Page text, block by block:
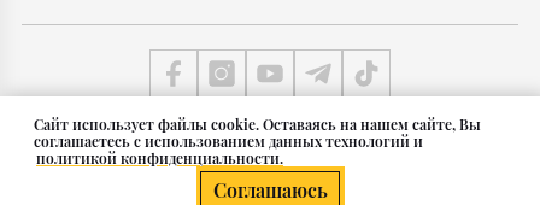
Cайт использует файлы cookie. Оставаясь на нашем сайте, Вы
соглашаетесь с использованием данных технологий и
политикой конфиденциальности.
Соглашаюсь
© 2011 — 2026 Группа СКВИРЕЛ в Беларуси
Карта сайта